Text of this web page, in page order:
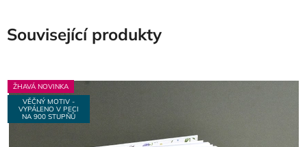
Související produkty
ŽHAVÁ NOVINKA
VĚČNÝ MOTIV -
VYPÁLENO V PECI
NA 900 STUPŇŮ